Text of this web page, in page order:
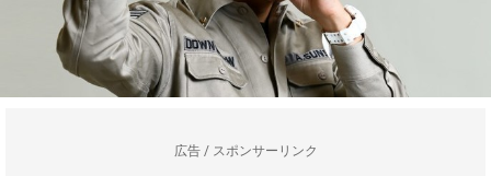
広告 / スポンサーリンク